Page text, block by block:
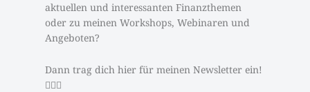
aktuellen und interessanten Finanzthemen
oder zu meinen Workshops, Webinaren und
Angeboten?
Dann trag dich hier für meinen Newsletter ein!
🦸🏻‍♀️